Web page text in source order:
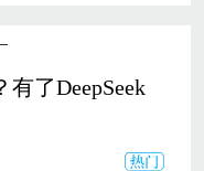
了DeepSeek